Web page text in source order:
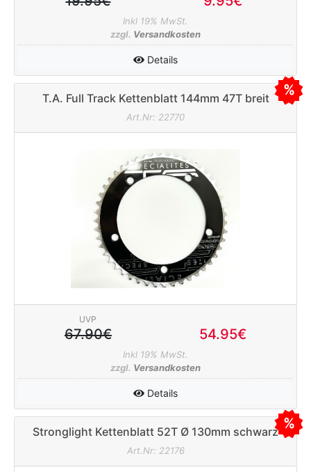
Inkl 19% MwSt.
zzgl. Versandkosten
Details
T.A. Full Track Kettenblatt 144mm 47T breit
Art.Nr: 22770
UVP
67.90€ 54.95€
Inkl 19% MwSt.
zzgl. Versandkosten
Details
Stronglight Kettenblatt 52T Ø 130mm schwarz
Art.Nr: 22176